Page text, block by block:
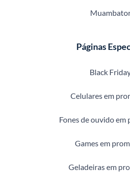
Páginas
Black
Celulares em
Fones de ouvido em
Games em
Geladeiras em